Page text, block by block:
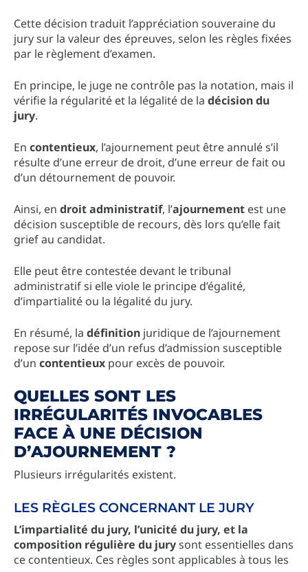
Cette décision traduit l’appréciation souveraine du
jury sur la valeur des épreuves, selon les règles fixées
par le règlement d’examen.
En principe, le juge ne contrôle pas la notation, mais il
vérifie la régularité et la légalité de la décision du
jury.
En contentieux, l’ajournement peut être annulé s’il
résulte d’une erreur de droit, d’une erreur de fait ou
d’un détournement de pouvoir.
Ainsi, en droit administratif, l’ajournement est une
décision susceptible de recours, dès lors qu’elle fait
grief au candidat.
Elle peut être contestée devant le tribunal
administratif si elle viole le principe d’égalité,
d’impartialité ou la légalité du jury.
En résumé, la définition juridique de l’ajournement
repose sur l’idée d’un refus d’admission susceptible
d’un contentieux pour excès de pouvoir.
QUELLES SONT LES
IRRÉGULARITÉS INVOCABLES
FACE À UNE DÉCISION
D’AJOURNEMENT ?
Plusieurs irrégularités existent.
LES RÈGLES CONCERNANT LE JURY
L’impartialité du jury, l’unicité du jury, et la
composition régulière du jurysont essentielles dans
ce contentieux. Ces règles sont applicables à tous les